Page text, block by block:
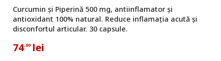
Curcumin și Piperină 500 mg, antiinflamator și
antioxidant 100% natural. Reduce inflamația acută și
disconfortul articular. 30 capsule.
74,00 lei